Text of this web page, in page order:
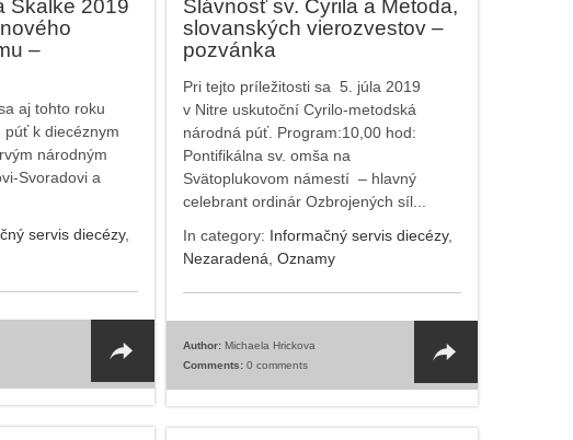
Skalke 2019
–
aj tohto roku
púť k diecéznym
národným
Svoradovi a
servis diecézy,
Slávnosť sv. Cyrila a Metoda,
slovanských vierozvestov –
pozvánka
Pri tejto príležitosti sa 5. júla 2019
v Nitre uskutoční Cyrilo-metodská
národná púť. Program:10,00 hod:
Pontifikálna sv. omša na
Svätoplukovom námestí – hlavný
celebrant ordinár Ozbrojených síl...
In category: Informačný servis diecézy,
Nezaradená Oznamy
Author: Michaela Hrickova
Comments: 0 comments